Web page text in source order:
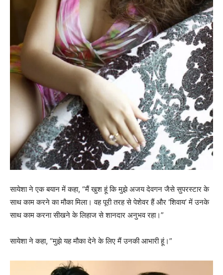
सायेशा ने एक बयान में कहा, “मैं खुश हूं कि मुझे अजय देवगन जैसे सुपरस्टार के
साथ काम करने का मौका मिला। वह पूरी तरह से पेशेवर हैं और ‘शिवाय’ में उनके
साथ काम करना सीखने के लिहाज से शानदार अनुभव रहा।”
सायेशा ने कहा, “मुझे यह मौका देने के लिए मैं उनकी आभारी हूं।”